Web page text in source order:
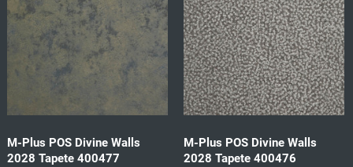
M-Plus POS Divine Walls
2028 Tapete 400477
M-Plus POS Divine Walls
2028 Tapete 400476